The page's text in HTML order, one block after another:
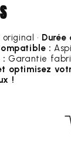
• Durée
:
: Garantie
optimisez
!